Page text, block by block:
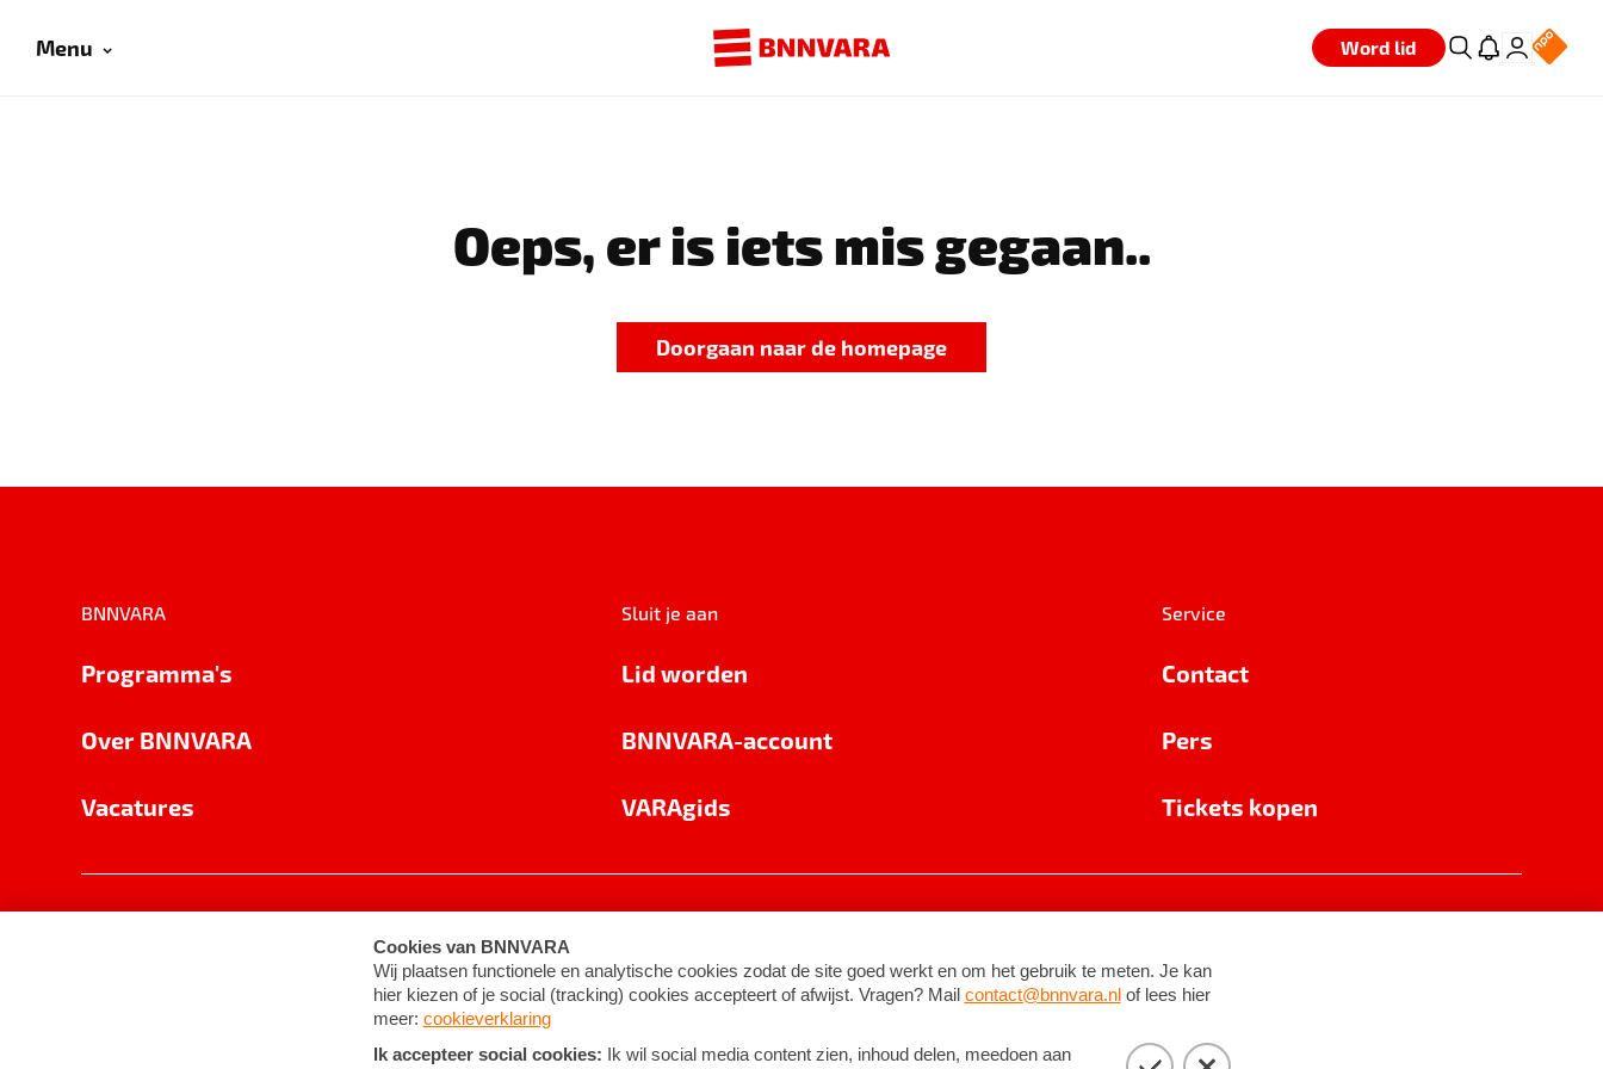
Menu Word lid
Oeps, er is iets mis gegaan..
Doorgaan naar de homepage
BNNVARA
Programma's
Over BNNVARA
Vacatures
Sluit je aan
Lid worden
BNNVARA-account
VARAgids
Service
Contact
Pers
Tickets kopen
Cookie-instellingen Algemene voorwaarden ©2026BNNVARA